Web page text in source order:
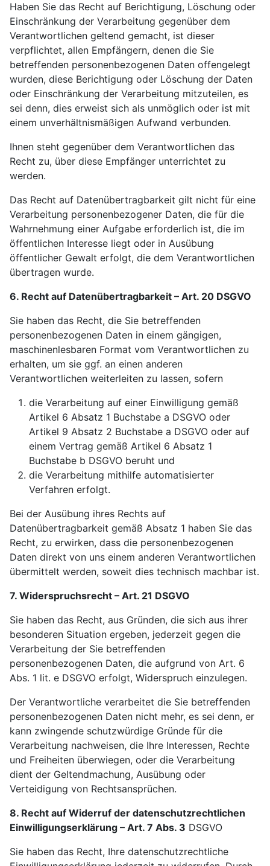
Haben Sie das Recht auf Berichtigung, Löschung oder
Einschränkung der Verarbeitung gegenüber dem
Verantwortlichen geltend gemacht, ist dieser
verpflichtet, allen Empfängern, denen die Sie
betreffenden personenbezogenen Daten offengelegt
wurden, diese Berichtigung oder Löschung der Daten
oder Einschränkung der Verarbeitung mitzuteilen, es
sei denn, dies erweist sich als unmöglich oder ist mit
einem unverhältnismäßigen Aufwand verbunden.
Ihnen steht gegenüber dem Verantwortlichen das
Recht zu, über diese Empfänger unterrichtet zu
werden.
Das Recht auf Datenübertragbarkeit gilt nicht für eine
Verarbeitung personenbezogener Daten, die für die
Wahrnehmung einer Aufgabe erforderlich ist, die im
öffentlichen Interesse liegt oder in Ausübung
öffentlicher Gewalt erfolgt, die dem Verantwortlichen
übertragen wurde.
6. Recht auf Datenübertragbarkeit – Art. 20 DSGVO
Sie haben das Recht, die Sie betreffenden
personenbezogenen Daten in einem gängigen,
maschinenlesbaren Format vom Verantwortlichen zu
erhalten, um sie ggf. an einen anderen
Verantwortlichen weiterleiten zu lassen, sofern
die Verarbeitung auf einer Einwilligung gemäß
Artikel 6 Absatz 1 Buchstabe a DSGVO oder
Artikel 9 Absatz 2 Buchstabe a DSGVO oder auf
einem Vertrag gemäß Artikel 6 Absatz 1
Buchstabe b DSGVO beruht und
die Verarbeitung mithilfe automatisierter
Verfahren erfolgt.
Bei der Ausübung ihres Rechts auf
Datenübertragbarkeit gemäß Absatz 1 haben Sie das
Recht, zu erwirken, dass die personenbezogenen
Daten direkt von uns einem anderen Verantwortlichen
übermittelt werden, soweit dies technisch machbar ist.
7. Widerspruchsrecht – Art. 21 DSGVO
Sie haben das Recht, aus Gründen, die sich aus ihrer
besonderen Situation ergeben, jederzeit gegen die
Verarbeitung der Sie betreffenden
personenbezogenen Daten, die aufgrund von Art. 6
Abs. 1 lit. e DSGVO erfolgt, Widerspruch einzulegen.
Der Verantwortliche verarbeitet die Sie betreffenden
personenbezogenen Daten nicht mehr, es sei denn, er
kann zwingende schutzwürdige Gründe für die
Verarbeitung nachweisen, die Ihre Interessen, Rechte
und Freiheiten überwiegen, oder die Verarbeitung
dient der Geltendmachung, Ausübung oder
Verteidigung von Rechtsansprüchen.
8. Recht auf Widerruf der datenschutzrechtlichen
Einwilligungserklärung – Art. 7 Abs. 3 DSGVO
Sie haben das Recht, Ihre datenschutzrechtliche